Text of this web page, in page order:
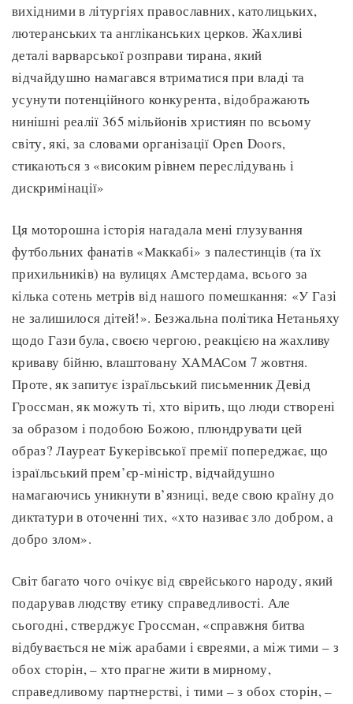
вихідними в літургіях православних, католицьких,
лютеранських та англіканських церков. Жахливі
деталі варварської розправи тирана, який
відчайдушно намагався втриматися при владі та
усунути потенційного конкурента, відображають
нинішні реалії 365 мільйонів християн по всьому
світу, які, за словами організації Open Doors,
стикаються з «високим рівнем переслідувань і
дискримінації»
Ця моторошна історія нагадала мені глузування
футбольних фанатів «Маккабі» з палестинців (та їх
прихильників) на вулицях Амстердама, всього за
кілька сотень метрів від нашого помешкання: «У Газі
не залишилося дітей!». Безжальна політика Нетаньяху
щодо Гази була, своєю чергою, реакцією на жахливу
криваву бійню, влаштовану ХАМАСом 7 жовтня.
Проте, як запитує ізраїльський письменник Девід
Гроссман, як можуть ті, хто вірить, що люди створені
за образом і подобою Божою, плюндрувати цей
образ? Лауреат Букерівської премії попереджає, що
ізраїльський прем’єр-міністр, відчайдушно
намагаючись уникнути в’язниці, веде свою країну до
диктатури в оточенні тих, «хто називає зло добром, а
добро злом».
Світ багато чого очікує від єврейського народу, який
подарував людству етику справедливості. Але
сьогодні, стверджує Гроссман, «справжня битва
відбувається не між арабами і євреями, а між тими – з
обох сторін, – хто прагне жити в мирному,
справедливому партнерстві, і тими – з обох сторін, –